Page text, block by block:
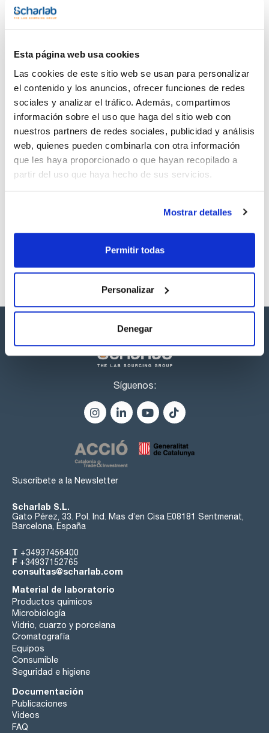
Esta página web usa cookies
Las cookies de este sitio web se usan para personalizar
el contenido y los anuncios, ofrecer funciones de redes
sociales y analizar el tráfico. Además, compartimos
información sobre el uso que haga del sitio web con
nuestros partners de redes sociales, publicidad y análisis
web, quienes pueden combinarla con otra información
que les haya proporcionado o que hayan recopilado a
partir del uso que haya hecho de sus servicios.
Mostrar detalles
Permitir todas
Personalizar
Denegar
02-060
APHA / COMPF / ISO / SMWW / WEF
Sinónimos: EC Broth
Ver más
Documentación técnica
TDS / Ficha técnica
Regístrate para
Regístrate para
descargas
SDS/ Hoja de seguridad
Regístrate para
descargas
productos marca Scharlau habitualmente en stock,
listos para una entrega inmediata.
Síguenos:
Suscríbete a la Newsletter
Scharlab S.L.
Gato Pérez, 33. Pol. Ind. Mas d’en Cisa E08181 Sentmenat,
Barcelona, España
T +34937456400
F +34937152765
consultas@scharlab.com
Material de laboratorio
Productos químicos
Microbiología
Vidrio, cuarzo y porcelana
Cromatografía
Equipos
Consumible
Seguridad e higiene
Documentación
Publicaciones
Videos
FAQ